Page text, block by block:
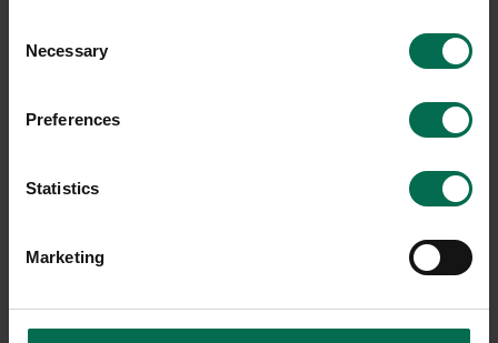
Selection
Necessary
Preferences
Statistics
Marketing
C02
Sparar miljön ca 32 kg